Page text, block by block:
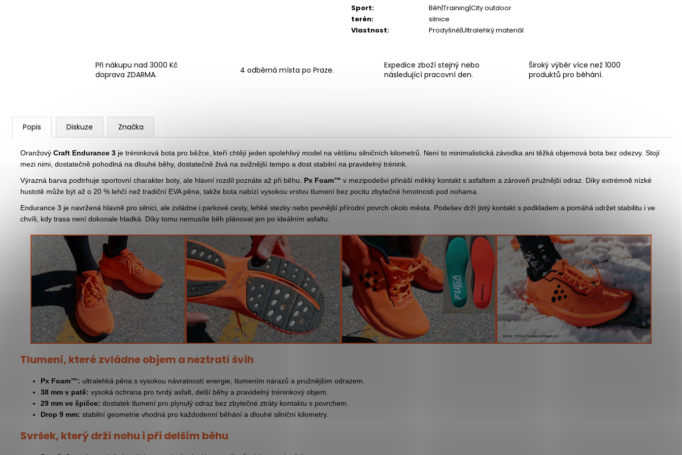
Sport:
Běh|Training|City outdoor
terén:
silnice
Vlastnost: Prodyšné|Ultralehký materiál
Při nákupu nad 3000 Kč
doprava ZDARMA.
4 odběrná místa po Praze.
Expedice zboží stejný nebo
následující pracovní den.
Široký výběr více než 1000
produktů pro běhání.
Popis Diskuze Značka
Oranžový Craft Endurance 3 je tréninková bota pro běžce, kteří chtějí jeden spolehlivý model na většinu silničních kilometrů. Není to minimalistická závodka ani těžká objemová bota bez odezvy. Stojí
mezi nimi, dostatečně pohodlná na dlouhé běhy, dostatečně živá na svižnější tempo a dost stabilní na pravidelný trénink.
Výrazná barva podtrhuje sportovní charakter boty, ale hlavní rozdíl poznáte až při běhu. Px Foam™ v mezipodešvi přináší měkký kontakt s asfaltem a zároveň pružnější odraz. Díky extrémně nízké
hustotě může být až o 20 % lehčí než tradiční EVA pěna, takže bota nabízí vysokou vrstvu tlumení bez pocitu zbytečné hmotnosti pod nohama.
Endurance 3 je navržená hlavně pro silnici, ale zvládne i parkové cesty, lehké stezky nebo pevnější přírodní povrch okolo města. Podešev drží jistý kontakt s podkladem a pomáhá udržet stabilitu i ve
chvíli, kdy trasa není dokonale hladká. Díky tomu nemusíte běh plánovat jen po ideálním asfaltu.
Tlumení, které zvládne objem a neztratí švih
Px Foam™: ultralehká pěna s vysokou návratností energie, tlumením nárazů a pružnějším odrazem.
38 mm v patě: vysoká ochrana pro tvrdý asfalt, delší běhy a pravidelný tréninkový objem.
29 mm ve špičce: dostatek tlumení pro plynulý odraz bez zbytečné ztráty kontaktu s povrchem.
Drop 9 mm: stabilní geometrie vhodná pro každodenní běhání a dlouhé silniční kilometry.
Svršek, který drží nohu i při delším běhu